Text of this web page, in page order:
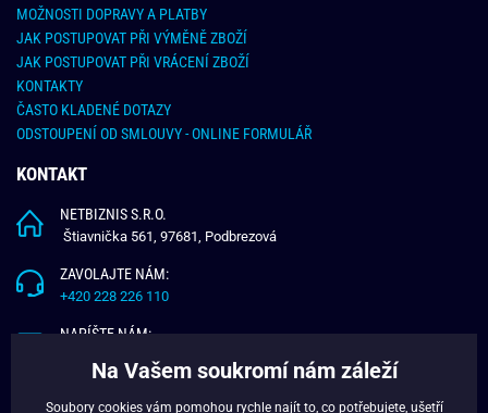
MOŽNOSTI DOPRAVY A PLATBY
JAK POSTUPOVAT PŘI VÝMĚNĚ ZBOŽÍ
JAK POSTUPOVAT PŘI VRÁCENÍ ZBOŽÍ
KONTAKTY
ČASTO KLADENÉ DOTAZY
ODSTOUPENÍ OD SMLOUVY - ONLINE FORMULÁŘ
KONTAKT
NETBIZNIS S.R.O.
Štiavnička 561, 97681, Podbrezová
ZAVOLAJTE NÁM:
+420 228 226 110
NAPÍŠTE NÁM:
Na Vašem soukromí nám záleží
Soubory cookies vám pomohou rychle najít to, co potřebujete, ušetří